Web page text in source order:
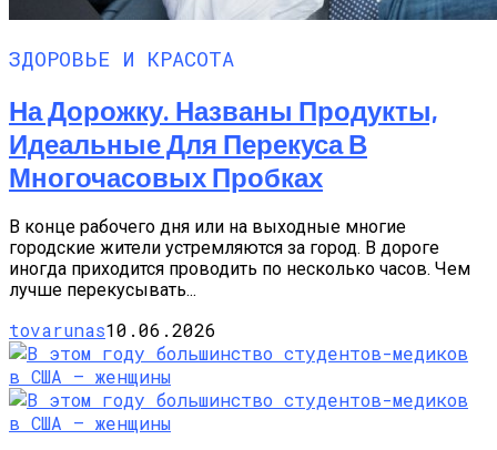
ЗДОРОВЬЕ И КРАСОТА
На Дорожку. Названы Продукты,
Идеальные Для Перекуса В
Многочасовых Пробках
В конце рабочего дня или на выходные многие
городские жители устремляются за город. В дороге
иногда приходится проводить по несколько часов. Чем
лучше перекусывать...
tovarunas10.06.2026